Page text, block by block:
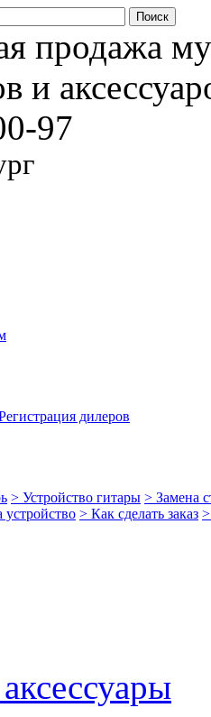
продажа
и
97
дилеров
> Устройство гитары > Замена
устройство > Как сделать заказ